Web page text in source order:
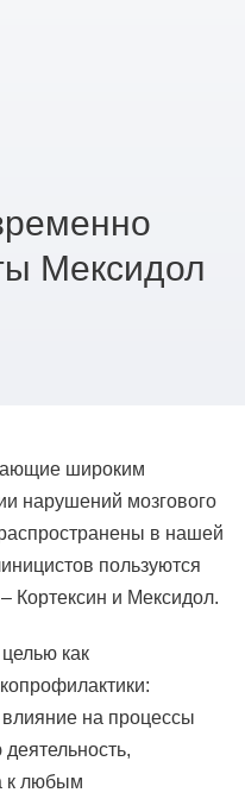
Мексидол
широким
нарушений мозгового
в нашей
пользуются
Кортексин и Мексидол.
как
на процессы
к любым